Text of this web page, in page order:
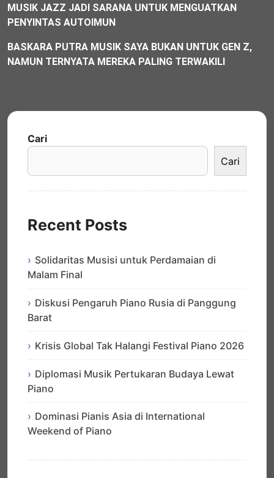
MUSIK JAZZ JADI SARANA UNTUK MENGUATKAN
PENYINTAS AUTOIMUN
BASKARA PUTRA MUSIK SAYA BUKAN UNTUK GEN Z,
NAMUN TERNYATA MEREKA PALING TERWAKILI
Cari
Cari
Recent Posts
Solidaritas Musisi untuk Perdamaian di
Malam Final
Diskusi Pengaruh Piano Rusia di Panggung
Barat
Krisis Global Tak Halangi Festival Piano 2026
Diplomasi Musik Pertukaran Budaya Lewat
Piano
Dominasi Pianis Asia di International
Weekend of Piano